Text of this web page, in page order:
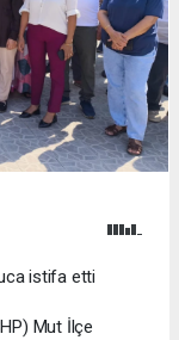
istifa etti
Mut İlçe